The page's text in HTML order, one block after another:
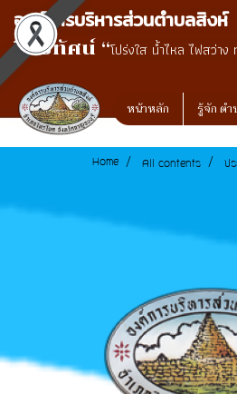
องค์การบริหารส่วนตำบลสิงห์
วิสัยทัศน์ “โปร่งใส น้ำไหล ไฟสว่า
หน้าหลัก รู้จัก ต
Home All contents ปร